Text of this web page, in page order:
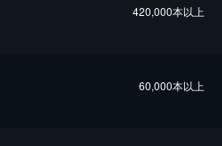
420,000本以上
60,000本以上